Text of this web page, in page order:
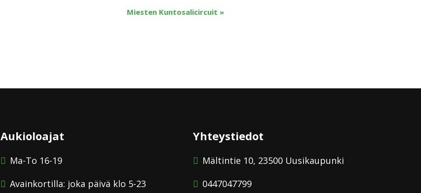
Miesten Kuntosalicircuit »
Aukioloajat
Ma-To 16-19
Avainkortilla: joka päivä klo 5-23
Yhteystiedot
Mältintie 10, 23500 Uusikaupunki
0447047799